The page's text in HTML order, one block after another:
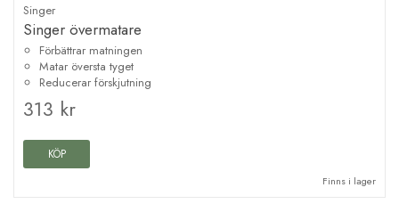
Singer
Singer övermatare
Förbättrar matningen
Matar översta tyget
Reducerar förskjutning
313 kr
KÖP
Finns i lager